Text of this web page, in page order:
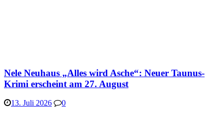
Nele Neuhaus „Alles wird Asche“: Neuer Taunus-
Krimi erscheint am 27. August
13. Juli 2026 0